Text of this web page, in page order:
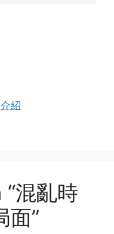
紹
混亂時
面”